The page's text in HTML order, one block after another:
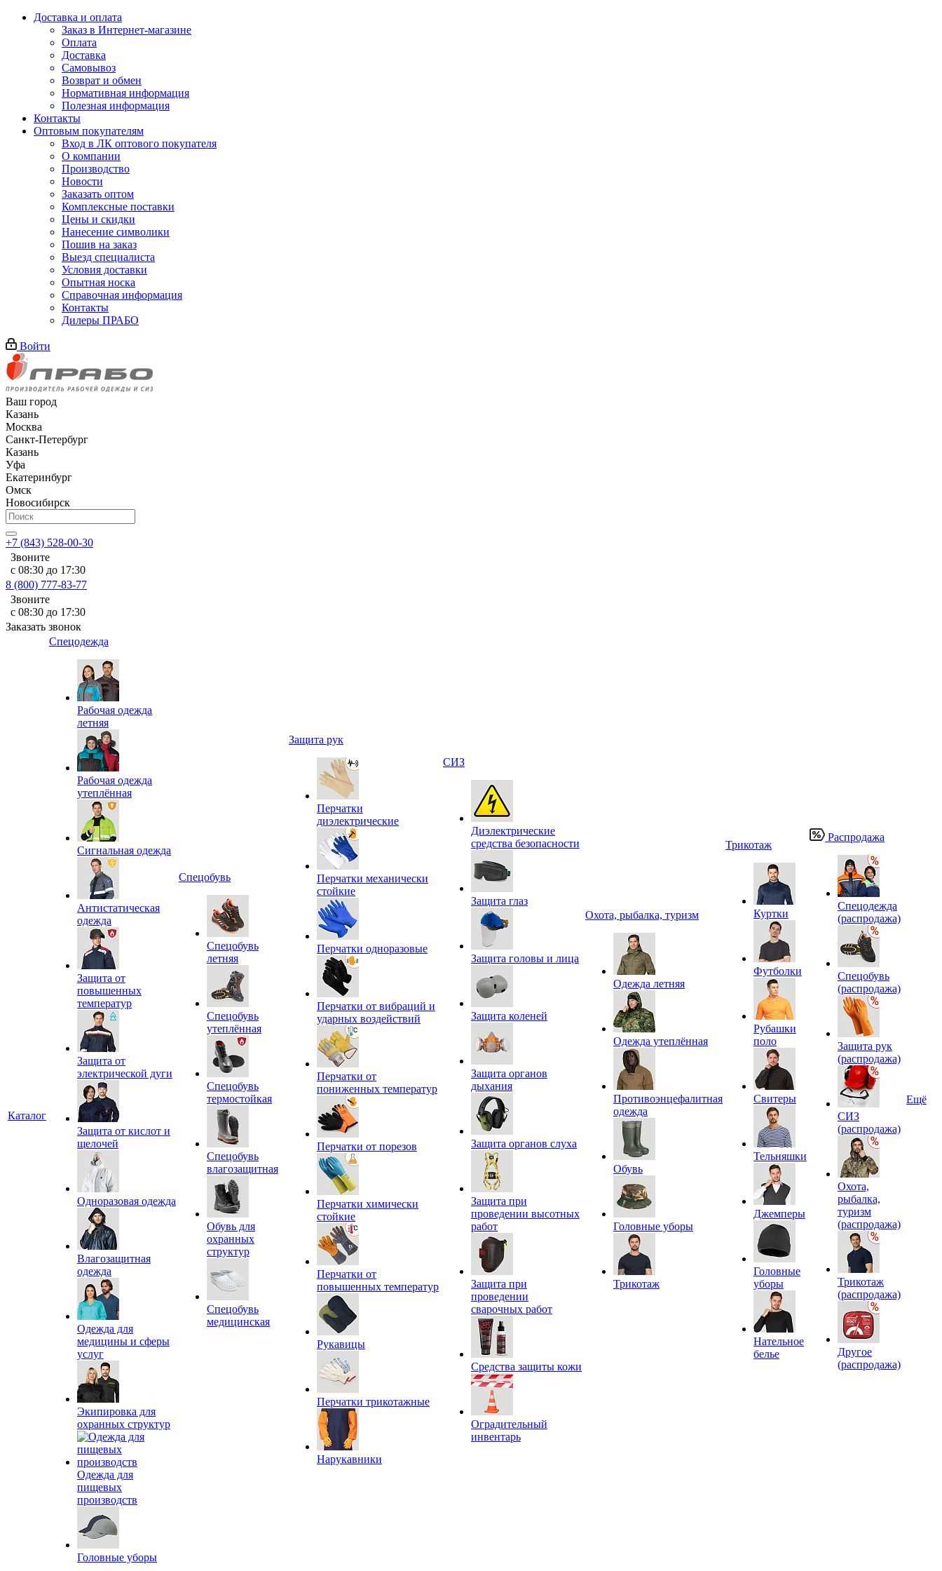
Доставка и оплата
Заказ в Интернет-магазине
Оплата
Доставка
Самовывоз
Возврат и обмен
Нормативная информация
Полезная информация
Контакты
Оптовым покупателям
Вход в ЛК оптового покупателя
О компании
Производство
Новости
Заказать оптом
Комплексные поставки
Цены и скидки
Нанесение символики
Пошив на заказ
Выезд специалиста
Условия доставки
Опытная носка
Справочная информация
Контакты
Дилеры ПРАБО
Войти
Ваш город
Казань
Москва
Санкт-Петербург
Казань
Уфа
Екатеринбург
Омск
Новосибирск
+7 (843) 528-00-30
Звоните
с 08:30 до 17:30
8 (800) 777-83-77
Звоните
с 08:30 до 17:30
Заказать звонок
Каталог
Спецодежда
Рабочая одежда
летняя
Рабочая одежда
утеплённая
Сигнальная одежда
Антистатическая
одежда
Защита от
повышенных
температур
Защита от
электрической дуги
Защита от кислот и
щелочей
Одноразовая одежда
Влагозащитная
одежда
Одежда для
медицины и сферы
услуг
Экипировка для
охранных структур
Одежда для
пищевых
производств
Головные уборы
Спецобувь
Спецобувь
летняя
Спецобувь
утеплённая
Спецобувь
термостойкая
Спецобувь
влагозащитная
Обувь для
охранных
структур
Спецобувь
медицинская
Защита рук
Перчатки
диэлектрические
Перчатки механически
стойкие
Перчатки одноразовые
Перчатки от вибраций и
ударных воздействий
Перчатки от
пониженных температур
Перчатки от порезов
Перчатки химически
стойкие
Перчатки от
повышенных температур
Рукавицы
Перчатки трикотажные
Нарукавники
СИЗ
Диэлектрические
средства безопасности
Защита глаз
Защита головы и лица
Защита коленей
Защита органов
дыхания
Защита органов слуха
Защита при
проведении высотных
работ
Защита при
проведении
сварочных работ
Средства защиты кожи
Оградительный
инвентарь
Охота, рыбалка, туризм
Одежда летняя
Одежда утеплённая
Противоэнцефалитная
одежда
Обувь
Головные уборы
Трикотаж
Трикотаж
Куртки
Футболки
Рубашки
поло
Свитеры
Тельняшки
Джемперы
Головные
уборы
Нательное
белье
Распродажа
Спецодежда
(распродажа)
Спецобувь
(распродажа)
Защита рук
(распродажа)
СИЗ
(распродажа)
Охота,
рыбалка,
туризм
(распродажа)
Трикотаж
(распродажа)
Другое
(распродажа)
Ещё